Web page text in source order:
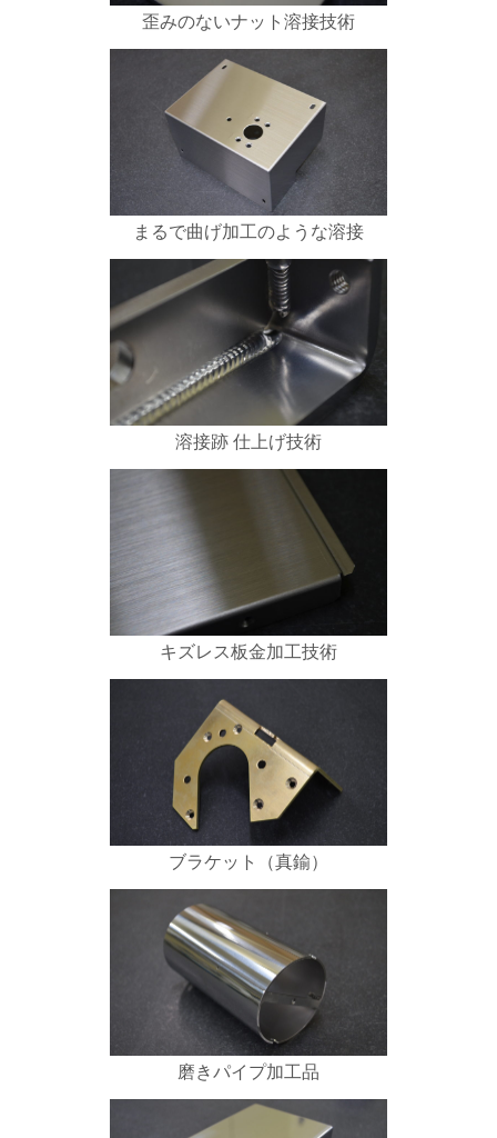
歪みのないナット溶接技術
まるで曲げ加工のような溶接
溶接跡 仕上げ技術
キズレス板金加工技術
ブラケット（真鍮）
磨きパイプ加工品